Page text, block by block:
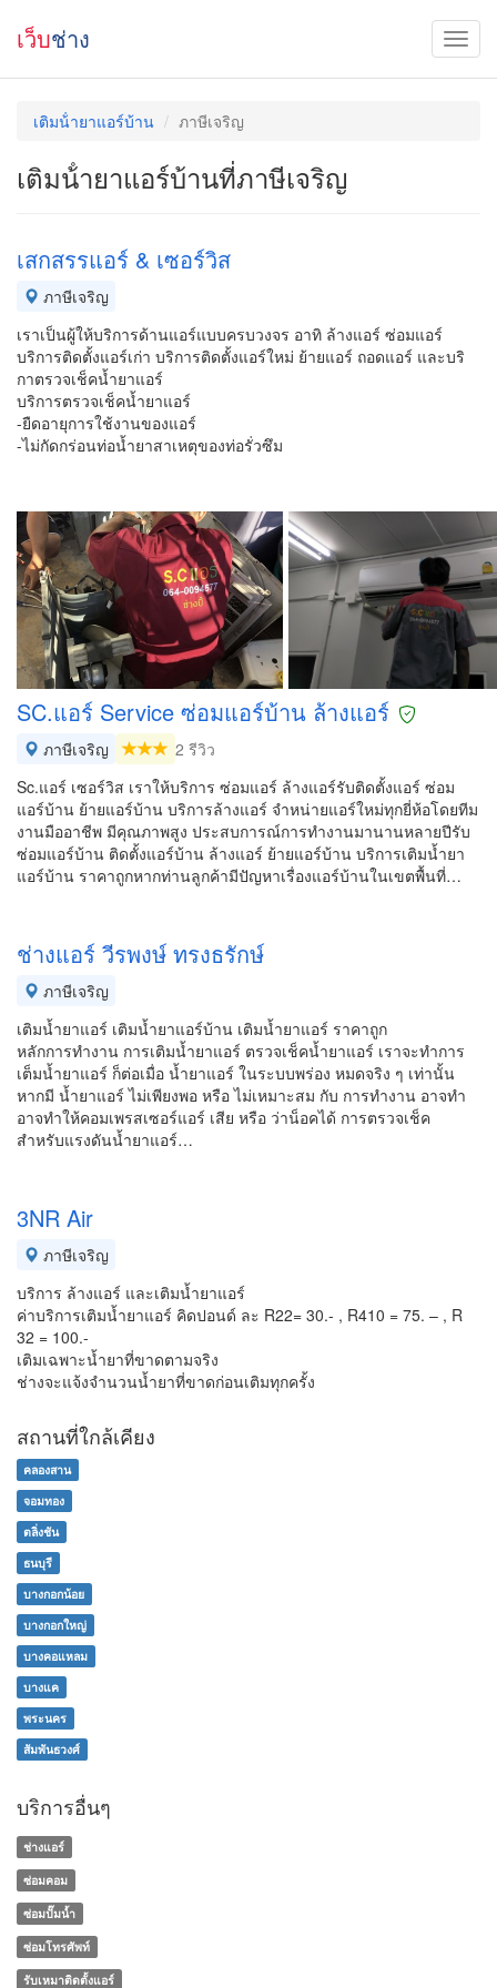
เว็บช่าง
เติมน้ํายาแอร์บ้าน ภาษีเจริญ
เติมน้ํายาแอร์บ้านที่ภาษีเจริญ
เสกสรรแอร์ & เซอร์วิส
ภาษีเจริญ
เราเป็นผู้ให้บริการด้านแอร์แบบครบวงจร อาทิ ล้างแอร์ ซ่อมแอร์
บริการติดตั้งแอร์เก่า บริการติดตั้งแอร์ใหม่ ย้ายแอร์ ถอดแอร์ และบริ
กาตรวจเช็คน้ำยาแอร์
บริการตรวจเช็คน้ำยาแอร์
-ยืดอายุการใช้งานของแอร์
-ไม่กัดกร่อนท่อน้ำยาสาเหตุของท่อรั่วซึม
SC.แอร์ Service ซ่อมแอร์บ้าน ล้างแอร์
ภาษีเจริญ
2 รีวิว
Sc.แอร์ เซอร์วิส เราให้บริการ ซ่อมแอร์ ล้างแอร์รับติดตั้งแอร์ ซ่อม
แอร์บ้าน ย้ายแอร์บ้าน บริการล้างแอร์ จำหน่ายแอร์ใหม่ทุกยี่ห้อโดยทีม
งานมืออาชีพ มีคุณภาพสูง ประสบการณ์การทำงานมานานหลายปีรับ
ซ่อมแอร์บ้าน ติดตั้งแอร์บ้าน ล้างแอร์ ย้ายแอร์บ้าน บริการเติมน้ำยา
แอร์บ้าน ราคาถูกหากท่านลูกค้ามีปัญหาเรื่องแอร์บ้านในเขตพื้นที่…
ช่างแอร์ วีรพงษ์ ทรงธรักษ์
ภาษีเจริญ
เติมน้ำยาแอร์ เติมน้ำยาแอร์บ้าน เติมน้ำยาแอร์ ราคาถูก
หลักการทำงาน การเติมน้ำยาแอร์ ตรวจเช็คน้ำยาแอร์ เราจะทำการ
เต็มน้ำยาแอร์ ก็ต่อเมื่อ น้ำยาแอร์ ในระบบพร่อง หมดจริง ๆ เท่านั้น
หากมี น้ำยาแอร์ ไม่เพียงพอ หรือ ไม่เหมาะสม กับ การทำงาน อาจทำ
อาจทำให้คอมเพรสเซอร์แอร์ เสีย หรือ ว่าน็อคได้ การตรวจเช็ค
สำหรับแรงดันน้ำยาแอร์…
3NR Air
ภาษีเจริญ
บริการ ล้างแอร์ และเติมน้ำยาแอร์
ค่าบริการเติมน้ำยาแอร์ คิดปอนด์ ละ R22= 30.- , R410 = 75. – , R
32 = 100.-
เติมเฉพาะน้ำยาที่ขาดตามจริง
ช่างจะแจ้งจำนวนน้ำยาที่ขาดก่อนเติมทุกครั้ง
สถานที่ใกล้เคียง
คลองสาน
จอมทอง
ตลิ่งชัน
ธนบุรี
บางกอกน้อย
บางกอกใหญ่
บางคอแหลม
บางแค
พระนคร
สัมพันธวงศ์
บริการอื่นๆ
ช่างแอร์
ซ่อมคอม
ซ่อมปั๊มน้ำ
ซ่อมโทรศัพท์
รับเหมาติดตั้งแอร์